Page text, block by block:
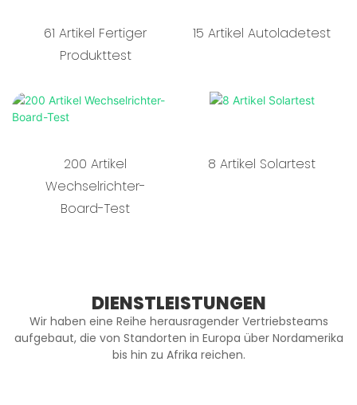
61 Artikel Fertiger
Produkttest
15 Artikel Autoladetest
200 Artikel
Wechselrichter-
Board-Test
8 Artikel Solartest
DIENSTLEISTUNGEN
Wir haben eine Reihe herausragender Vertriebsteams
aufgebaut, die von Standorten in Europa über Nordamerika
bis hin zu Afrika reichen.